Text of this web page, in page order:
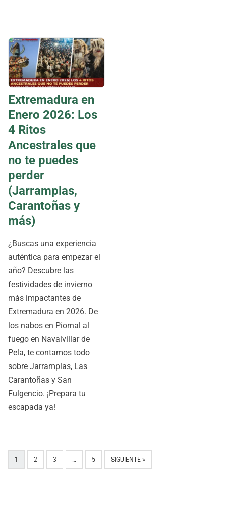
Extremadura en
Enero 2026: Los
4 Ritos
Ancestrales que
no te puedes
perder
(Jarramplas,
Carantoñas y
más)
¿Buscas una experiencia
auténtica para empezar el
año? Descubre las
festividades de invierno
más impactantes de
Extremadura en 2026. De
los nabos en Piornal al
fuego en Navalvillar de
Pela, te contamos todo
sobre Jarramplas, Las
Carantoñas y San
Fulgencio. ¡Prepara tu
escapada ya!
1 2 3 … 5 SIGUIENTE »